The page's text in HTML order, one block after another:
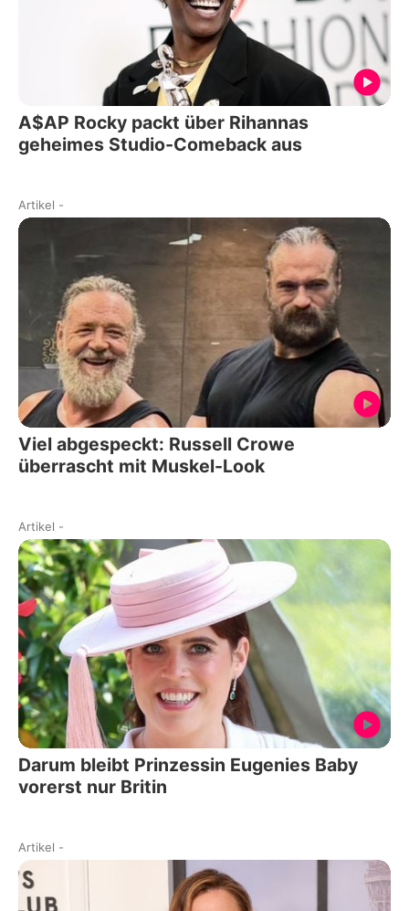
A$AP Rocky packt über Rihannas
geheimes Studio-Comeback aus
Artikel -
Viel abgespeckt: Russell Crowe
überrascht mit Muskel-Look
Artikel -
Darum bleibt Prinzessin Eugenies Baby
vorerst nur Britin
Artikel -